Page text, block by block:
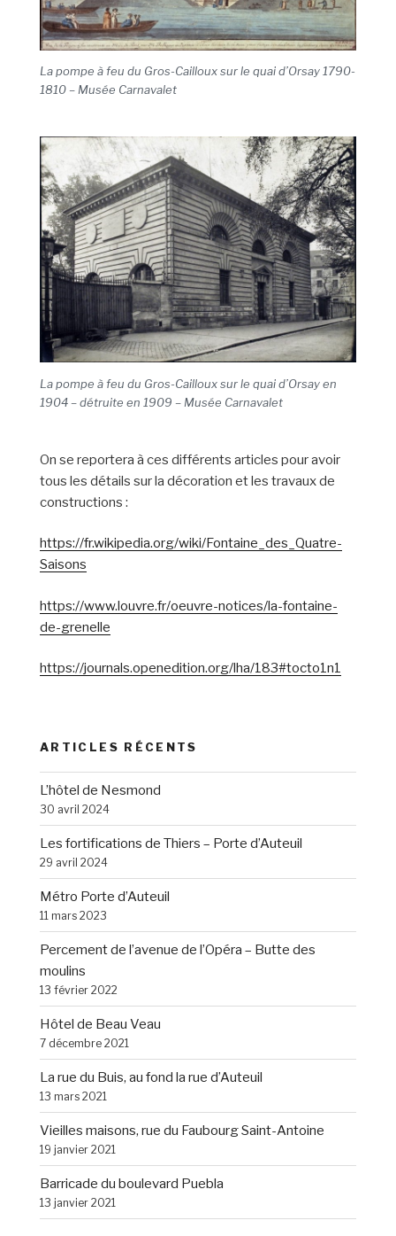
La pompe à feu du Gros-Cailloux sur le quai d’Orsay 1790-
1810– Musée Carnavalet
La pompe à feu du Gros-Cailloux sur le quai d’Orsay en
1904 – détruite en 1909 – Musée Carnavalet
On se reportera à ces différents articles pour avoir
tous les détails sur la décoration et les travaux de
constructions :
https://fr.wikipedia.org/wiki/Fontaine_des_Quatre-
Saisons
https://www.louvre.fr/oeuvre-notices/la-fontaine-
de-grenelle
https://journals.openedition.org/lha/183#tocto1n1
ARTICLES RÉCENTS
L’hôtel de Nesmond
30 avril 2024
Les fortifications de Thiers – Porte d’Auteuil
29 avril 2024
Métro Porte d’Auteuil
11 mars 2023
Percement de l’avenue de l’Opéra – Butte des
moulins
13 février 2022
Hôtel de Beau Veau
7 décembre 2021
La rue du Buis, au fond la rue d’Auteuil
13 mars 2021
Vieilles maisons, rue du Faubourg Saint-Antoine
19 janvier 2021
Barricade du boulevard Puebla
13 janvier 2021